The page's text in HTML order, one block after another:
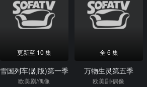
更新至 10 集
雪国列车(剧版)第一季
欧美剧/偶像
全 6 集
万物生灵第五季
欧美剧/偶像